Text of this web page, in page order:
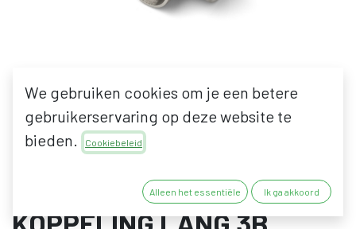
DIPANOX TZUWI INOX
DESIGN KOPPELING: T
We gebruiken cookies om je een betere
gebruikerservaring op deze website te
bieden.
Cookiebeleid
Alleen het essentiële Ik ga akkoord